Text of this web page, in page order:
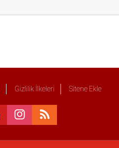
Gizlilik İlkeleri Sitene Ekle